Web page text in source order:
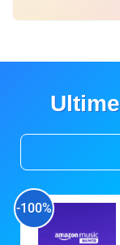
-100%